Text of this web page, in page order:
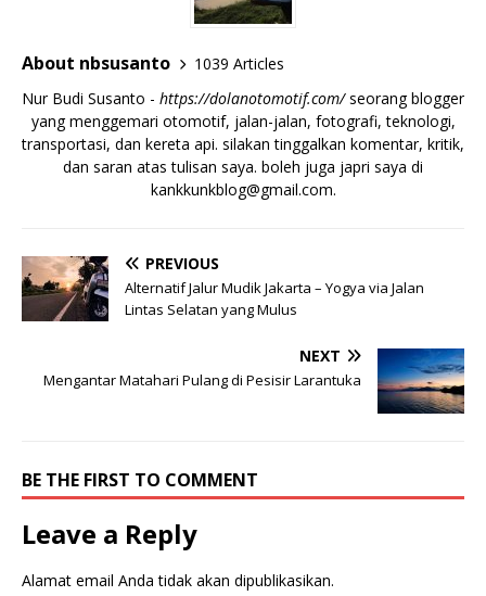
About nbsusanto
1039 Articles
Nur Budi Susanto - https://dolanotomotif.com/seorang blogger
yang menggemari otomotif, jalan-jalan, fotografi, teknologi,
transportasi, dan kereta api. silakan tinggalkan komentar, kritik,
dan saran atas tulisan saya. boleh juga japri saya di
kankkunkblog@gmail.com.
PREVIOUS
Alternatif Jalur Mudik Jakarta – Yogya via Jalan
Lintas Selatan yang Mulus
NEXT
Mengantar Matahari Pulang di Pesisir Larantuka
BE THE FIRST TO COMMENT
Leave a Reply
Alamat email Anda tidak akan dipublikasikan.